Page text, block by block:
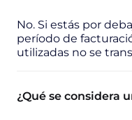
No. Si estás por
período de
utilizadas no se
¿Qué se considera